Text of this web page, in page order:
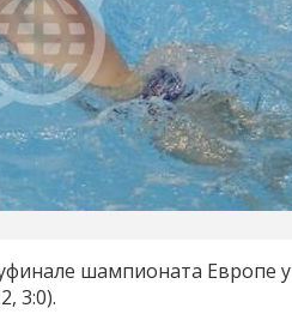
шампионата Eвропе у
3:0).